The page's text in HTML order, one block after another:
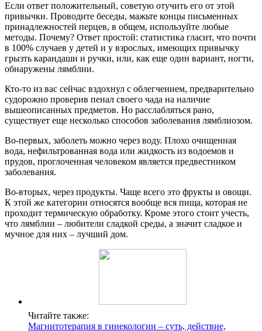
Если ответ положительный, советую отучить его от этой
привычки. Проводите беседы, мажьте концы письменных
принадлежностей перцев, в общем, используйте любые
методы. Почему? Ответ простой: статистика гласит, что почти
в 100% случаев у детей и у взрослых, имеющих привычку
грызть карандаши и ручки, или, как еще один вариант, ногти,
обнаружены лямблии.
Кто-то из вас сейчас вздохнул с облегчением, предварительно
судорожно проверив пенал своего чада на наличие
вышеописанных предметов. Но расслабляться рано,
существует еще несколько способов заболевания лямблиозом.
Во-первых, заболеть можно через воду. Плохо очищенная
вода, нефильтрованная вода или жидкость из водоемов и
прудов, проглоченная человеком является предвестником
заболевания.
Во-вторых, через продукты. Чаще всего это фрукты и овощи.
К этой же категории относятся вообще вся пища, которая не
проходит термическую обработку. Кроме этого стоит учесть,
что лямблии – любители сладкой среды, а значит сладкое и
мучное для них – лучший дом.
Читайте также:
Магнитотерапия в гинекологии – суть, действие,